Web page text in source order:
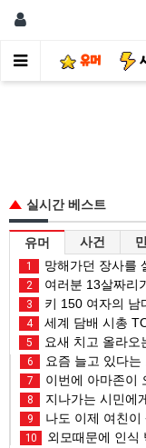
유머
실시간 베스트
유머 사건
1 망해가던 장사를
2 여러분 13살짜리
3 키 150 여자의 남
4 세계 담배 시총
5 요새 치고 올라오
6 요즘 늘고 있다
7 이번에 아마존이
8 지나가는 시민에
9 나도 이제 여친이
10 외모때문에 인식